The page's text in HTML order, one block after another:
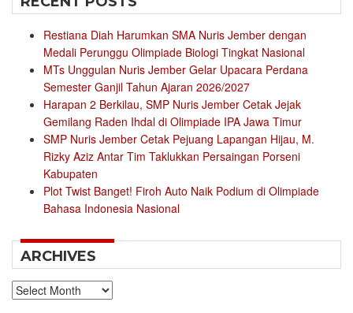
Restiana Diah Harumkan SMA Nuris Jember dengan
Medali Perunggu Olimpiade Biologi Tingkat Nasional
MTs Unggulan Nuris Jember Gelar Upacara Perdana
Semester Ganjil Tahun Ajaran 2026/2027
Harapan 2 Berkilau, SMP Nuris Jember Cetak Jejak
Gemilang Raden Ihdal di Olimpiade IPA Jawa Timur
SMP Nuris Jember Cetak Pejuang Lapangan Hijau, M.
Rizky Aziz Antar Tim Taklukkan Persaingan Porseni
Kabupaten
Plot Twist Banget! Firoh Auto Naik Podium di Olimpiade
Bahasa Indonesia Nasional
ARCHIVES
Archives